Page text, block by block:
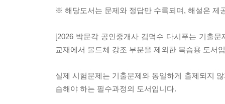
※ 해당도서는 문제와 정답만 수록되며, 해설은 제
[2026 박문각 공인중개사 김덕수 다시푸는 기출
교재에서 볼드체 강조 부분을 제외한 복습용 도서
실제 시험문제는 기출문제와 동일하게 출제되지
습해야 하는 필수과정의 도서입니다.